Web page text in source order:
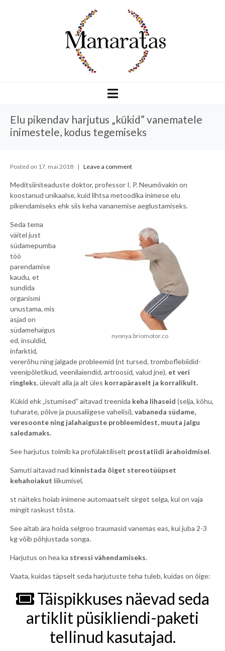
Elu pikendav harjutus „kükid” vanematele
inimestele, kodus tegemiseks
Posted on 17. mai 2018 Leave a comment
Meditsiiniteaduste doktor, professor I. P. Neumõvakin on
koostanud unikaalse, kuid lihtsa metoodika inimese elu
pikendamiseks ehk siis keha vananemise aeglustamiseks.
nyonya.briomotor.co
Seda tema
väitel just
südamepumba
töö
parendamise
kaudu, et
sundida
organismi
unustama, mis
asjad on
südamehaigus
ed, insuldid,
infarktid,
vererõhu ning jalgade probleemid (nt tursed, tromboflebiidid-
veenipõletikud, veenilaiendid, artroosid, valud jne), et veri
ringleks, ülevalt alla ja alt üles korrapäraselt ja korralikult.
Kükid ehk „istumised” aitavad treenida keha lihaseid (selja, kõhu,
tuharate, põlve ja puusaliigese vahelisi), vabaneda südame,
veresoonte ning jalahaiguste probleemidest, muuta jalgu
saledamaks.
See harjutus toimib ka profülaktiliselt prostatiidi ärahoidmisel.
Samuti aitavad nad kinnistada õiget stereotüüpset
kehahoiakut liikumisel,
st näiteks hoiab inimene automaatselt sirget selga, kui on vaja
mingit raskust tõsta.
See aitab ära hoida selgroo traumasid vanemas eas, kui juba 2-3
kg võib põhjustada songa.
Harjutus on hea ka stressi vähendamiseks.
Vaata, kuidas täpselt seda harjutuste teha tuleb, kuidas on õige:
Täispikkuses näevad seda
artiklit püsikliendi-paketi
tellinud kasutajad.